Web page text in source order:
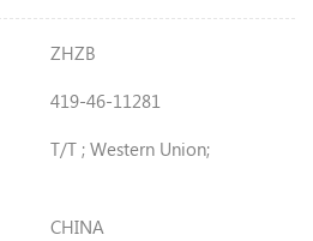
ZHZB
419-46-11281
T/T ; Western Union;
CHINA